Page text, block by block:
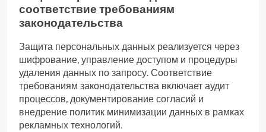
соответствие требованиям
законодательства
Защита персональных данных реализуется через
шифрование, управление доступом и процедуры
удаления данных по запросу. Соответствие
требованиям законодательства включает аудит
процессов, документирование согласий и
внедрение политик минимизации данных в рамках
рекламных технологий.